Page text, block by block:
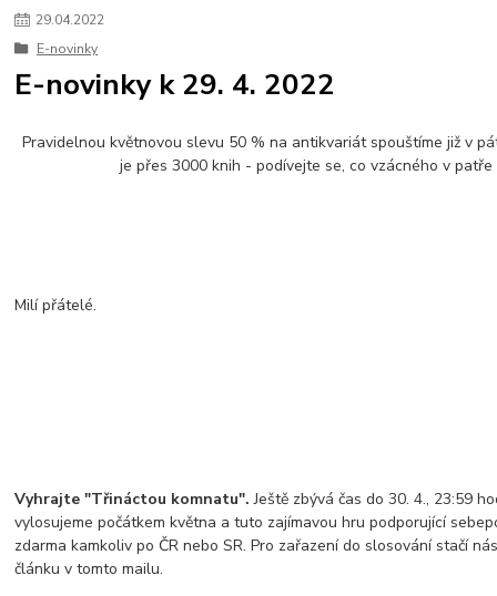
29.04.2022
E-novinky
E-novinky k 29. 4. 2022
Pravidelnou květnovou slevu 50 % na antikvariát spouštíme již v
je přes 3000 knih - podívejte se, co vzácného v patře
Milí přátelé.
Vyhrajte "Třináctou komnatu". Ještě zbývá čas do 30. 4., 23:59
vylosujeme počátkem května a tuto zajímavou hru podporující
zdarma kamkoliv po ČR nebo SR. Pro zařazení do slosování stačí
článku v tomto mailu.